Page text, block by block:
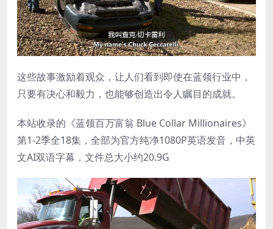
这些故事激励着观众，让人们看到即使在蓝领行业中，
只要有决心和毅力，也能够创造出令人瞩目的成就。
本站收录的《蓝领百万富翁 Blue Collar Millionaires》
第1-2季全18集，全部为官方纯净1080P英语发音，中英
文AI双语字幕，文件总大小约20.9G